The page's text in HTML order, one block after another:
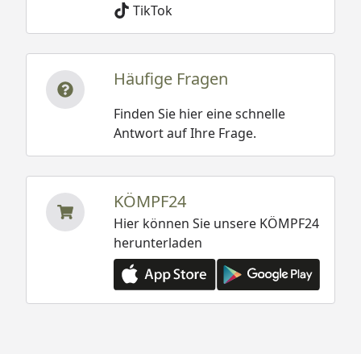
TikTok
Häufige Fragen
Finden Sie hier eine schnelle
Antwort auf Ihre Frage.
KÖMPF24
Hier können Sie unsere KÖMPF24
herunterladen